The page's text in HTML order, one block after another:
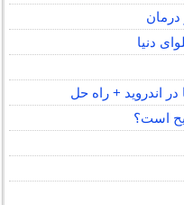
درمان
دنیا
اندروید + راه حل
است؟